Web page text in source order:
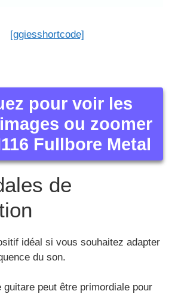
[ggiesshortcode]
pour voir les
ou zoomer
Fullbore Metal
de
idéal si vous souhaitez adapter
du son.
guitare peut être primordiale pour